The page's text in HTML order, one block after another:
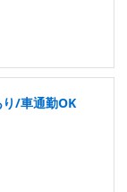
/車通勤OK